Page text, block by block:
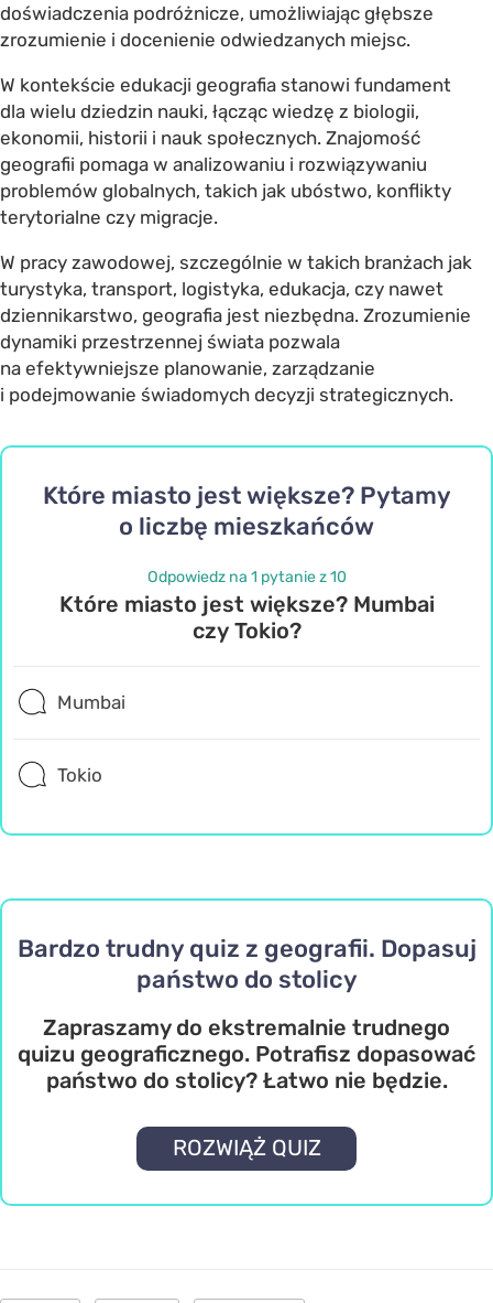
doświadczenia podróżnicze, umożliwiając głębsze
zrozumienie i docenienie odwiedzanych miejsc.
W kontekście edukacji geografia stanowi fundament
dla wielu dziedzin nauki, łącząc wiedzę z biologii,
ekonomii, historii i nauk społecznych. Znajomość
geografii pomaga w analizowaniu i rozwiązywaniu
problemów globalnych, takich jak ubóstwo, konflikty
terytorialne czy migracje.
W pracy zawodowej, szczególnie w takich branżach jak
turystyka, transport, logistyka, edukacja, czy nawet
dziennikarstwo, geografia jest niezbędna. Zrozumienie
dynamiki przestrzennej świata pozwala
na efektywniejsze planowanie, zarządzanie
i podejmowanie świadomych decyzji strategicznych.
Które miasto jest większe? Pytamy
o liczbę mieszkańców
Odpowiedz na 1 pytanie z 10
Które miasto jest większe? Mumbai
czy Tokio?
Mumbai
Tokio
Bardzo trudny quiz z geografii. Dopasuj
państwo do stolicy
Zapraszamy do ekstremalnie trudnego
quizu geograficznego. Potrafisz dopasować
państwo do stolicy? Łatwo nie będzie.
ROZWIĄŻ QUIZ